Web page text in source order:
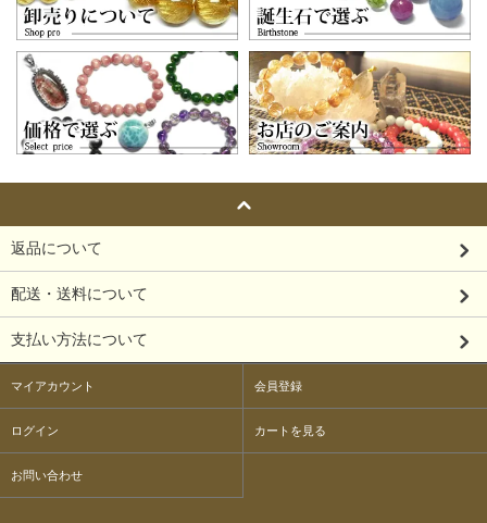
返品について
配送・送料について
支払い方法について
マイアカウント 会員登録
ログイン カートを見る
お問い合わせ